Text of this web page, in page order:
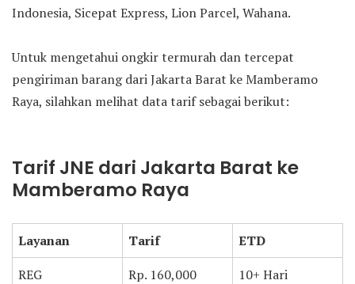
Indonesia, Sicepat Express, Lion Parcel, Wahana.
Untuk mengetahui ongkir termurah dan tercepat
pengiriman barang dari Jakarta Barat ke Mamberamo
Raya, silahkan melihat data tarif sebagai berikut:
Tarif JNE dari Jakarta Barat ke
Mamberamo Raya
Layanan Tarif
ETD
REG
Rp. 160,000 10+ Hari